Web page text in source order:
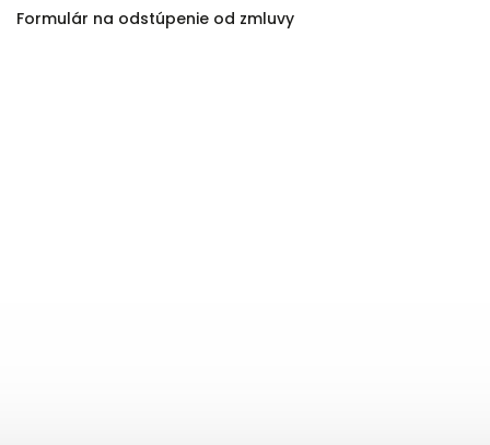
Formulár na odstúpenie od zmluvy